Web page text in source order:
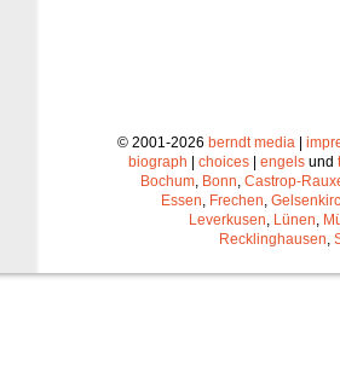
© 2001-2026 berndt media |
biograph | choices | engels und
Bochum Bonn Castrop-
Essen Frechen
Leverkusen Lünen
Recklinghausen